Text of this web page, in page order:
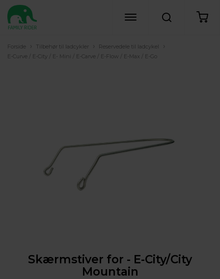
Forside › Tilbehør til ladcykler › Reservedele til ladcykel ›
E-Curve / E-City / E- Mini / E-Carve / E-Flow / E-Max / E-Go
Skærmstiver for - E-City/City
Mountain